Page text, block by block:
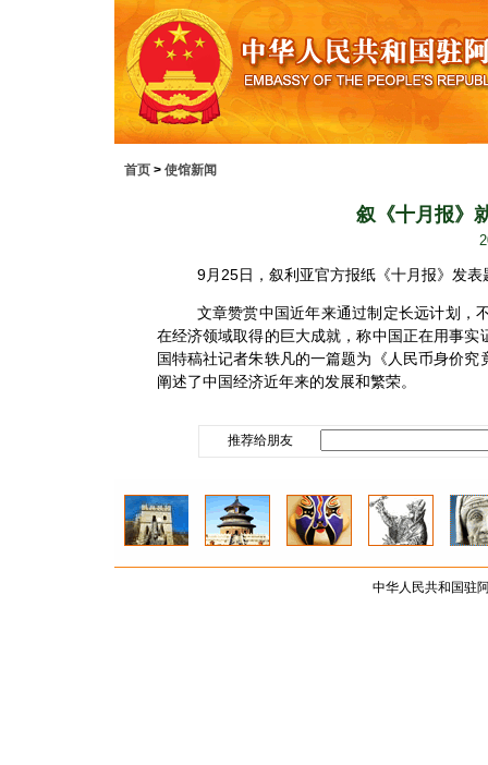
首页 > 使馆新闻
叙《十月报》
9月 25日 ，叙利亚官方报纸《十月报》发
文章赞赏中国近年来通过制定长远计划，
在经济领域取得的巨大成就，称中国正在用事
国特稿社记者朱轶凡的一篇题为《人民币身价
阐述了中国经济近年来的发展和繁荣。
推荐给朋友
中华人民共和国驻